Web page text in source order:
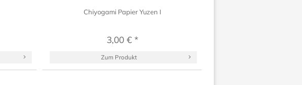
Chiyogami Papier Yuzen I
3,00 € *
Zum Produkt